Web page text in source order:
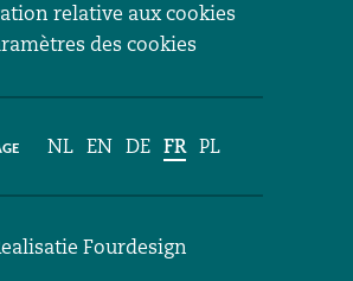
relative aux cookies
des cookies
NL EN DE FR PL
Fourdesign